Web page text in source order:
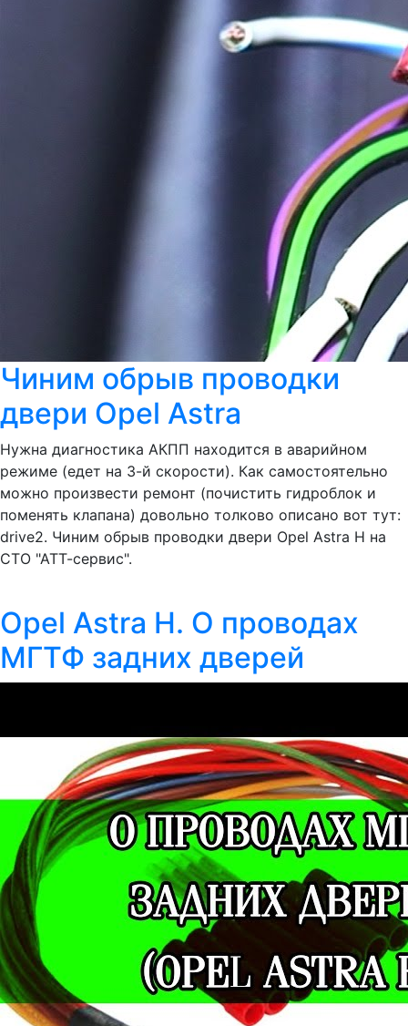
Чиним обрыв проводки
двери Opel Astra
Нужна диагностика АКПП находится в аварийном
режиме (едет на 3-й скорости). Как самостоятельно
можно произвести ремонт (почистить гидроблок и
поменять клапана) довольно толково описано вот тут:
drive2. Чиним обрыв проводки двери Opel Astra H на
СТО "АТТ-сервис".
Opel Astra H. О проводах
МГТФ задних дверей